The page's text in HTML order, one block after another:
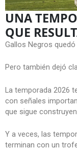
UNA
QUE
Gallos Negros
Pero también dejó
La temporada 2026
con señales
que sigue
Y a veces, las
terminan con un